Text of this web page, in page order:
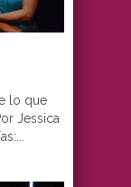
lo que
Jessica